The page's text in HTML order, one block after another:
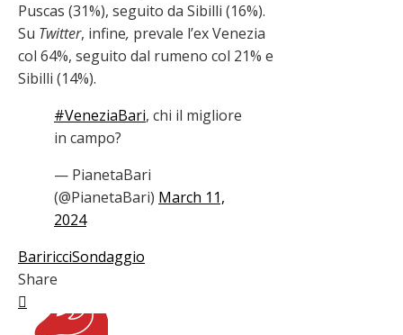
Puscas (31%), seguito da Sibilli (16%).
Su Twitter, infine, prevale l’ex Venezia
col 64%, seguito dal rumeno col 21% e
Sibilli (14%).
#VeneziaBari, chi il migliore
in campo?
— PianetaBari
(@PianetaBari) March 11,
2024
BariricciSondaggio
Share
Facebook
Twitter
LinkedIn
Pinterest